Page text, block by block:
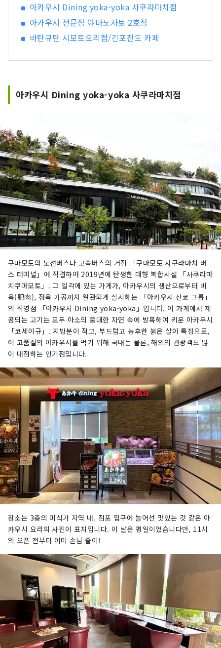
술은 모두 맛있습니다. 여러분의 5감을 치유해 주는
구마모토현에 꼭 놀러 와 주세요!
아카우시 Dining yoka-yoka 사쿠라마치점
아카우시 전문점 야마노사토 2호점
바탄규탄 시모토오리점/긴포잔도 카페
아카우시 Dining yoka-yoka 사쿠라마치점
구마모토의 노선버스나 고속버스의 거점 「구마모토 사쿠라마치 버
스 터미널」에 직결하여 2019년에 탄생한 대형 복합시설 「사쿠라마
치쿠마모토」. 그 일각에 있는 가게가, 아카우시의 생산으로부터 비
육(肥肉), 정육 가공까지 일관되게 실시하는 「아카우시 산쿄 그룹」
의 직영점 「아카우시 Dining yoka-yoka」입니다. 이 가게에서 제
공되는 고기는 모두 아소의 웅대한 자연 속에 방목하여 키운 아카우시
「코세이규」. 지방분이 적고, 부드럽고 농후한 붉은 살이 특징으로,
이 고품질의 아카우시를 먹기 위해 국내는 물론, 해외의 관광객도 많
이 내점하는 인기점입니다.
장소는 3층의 미식가 지역 내. 점포 입구에 늘어선 맛있는 것 같은 아
카우시 요리의 사진이 표지입니다. 이 날은 평일이었습니다만, 11시
의 오픈 전부터 이미 손님 줄이!